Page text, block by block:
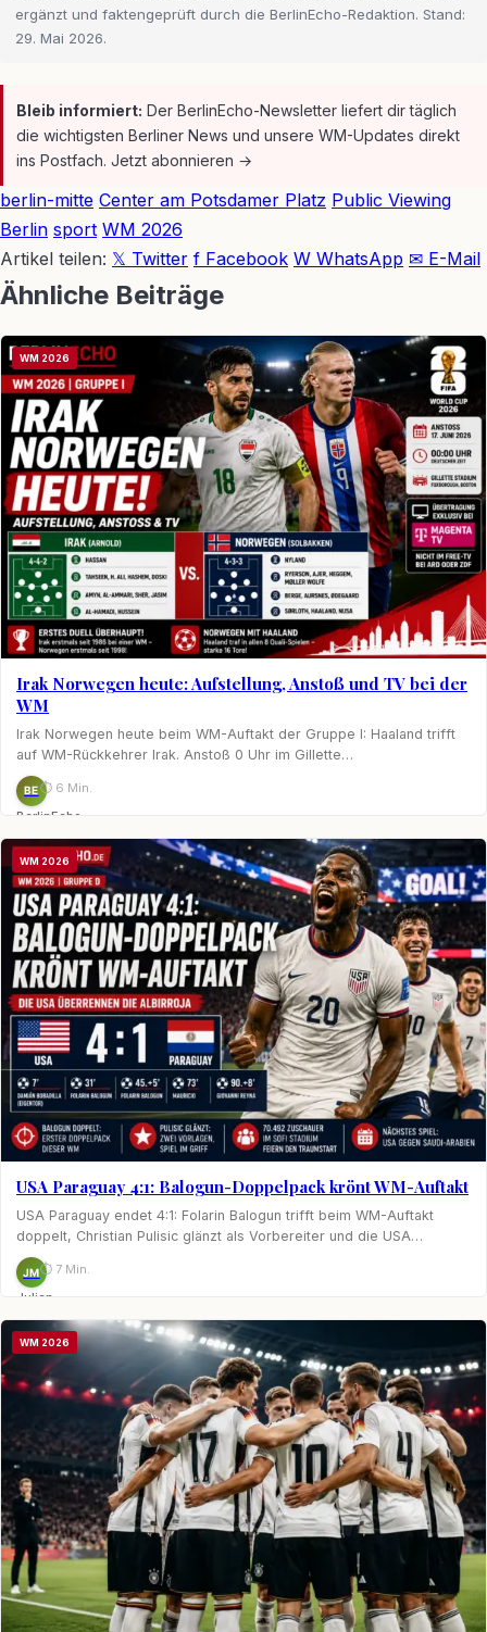
ergänzt und faktengeprüft durch die BerlinEcho-Redaktion. Stand:
29. Mai 2026.
Bleib informiert: Der BerlinEcho-Newsletter liefert dir täglich
die wichtigsten Berliner News und unsere WM-Updates direkt
ins Postfach. Jetzt abonnieren →
berlin-mitte Center am Potsdamer Platz Public Viewing
Berlin sport WM 2026
Artikel teilen: 𝕏 Twitter f Facebook W WhatsApp ✉ E-Mail
Ähnliche Beiträge
WM 2026
Irak Norwegen heute: Aufstellung, Anstoß und TV bei der
WM
Irak Norwegen heute beim WM-Auftakt der Gruppe I: Haaland trifft
auf WM-Rückkehrer Irak. Anstoß 0 Uhr im Gillette…
BE
BerlinEcho
⏱ 6 Min.
WM 2026
USA Paraguay 4:1: Balogun-Doppelpack krönt WM-Auftakt
USA Paraguay endet 4:1: Folarin Balogun trifft beim WM-Auftakt
doppelt, Christian Pulisic glänzt als Vorbereiter und die USA…
JM
Julian
Möhring
⏱ 7 Min.
WM 2026